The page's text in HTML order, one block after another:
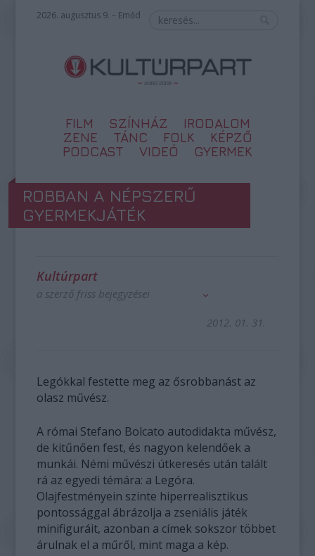
2026. augusztus 9. – Emőd
FILM SZÍNHÁZ
IRODALOM
ZENE
TÁNC FOLK
KÉPZŐ
PODCAST
VIDEÓ GYERMEK
ROBBAN A NÉPSZERŰ
GYERMEKJÁTÉK
Kultúrpart
a szerző friss bejegyzései
2012. 01. 31.
Legókkal festette meg az ősrobbanást az
olasz művész.
A római Stefano Bolcato autodidakta művész,
de kitűnően fest, és nagyon kelendőek a
munkái. Némi művészi útkeresés után talált
rá az egyedi témára: a Legóra.
Olajfestményein szinte hiperrealisztikus
pontossággal ábrázolja a zseniális játék
minifiguráit, azonban a címek sokszor többet
árulnak el a műről, mint maga a kép.